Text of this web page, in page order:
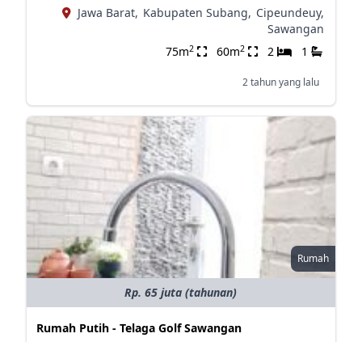
Jawa Barat, Kabupaten Subang, Cipeundeuy,
Sawangan
75m2 60m2 2 1
2 tahun yang lalu
Rumah
Rp. 65 juta (tahunan)
Rumah Putih - Telaga Golf Sawangan